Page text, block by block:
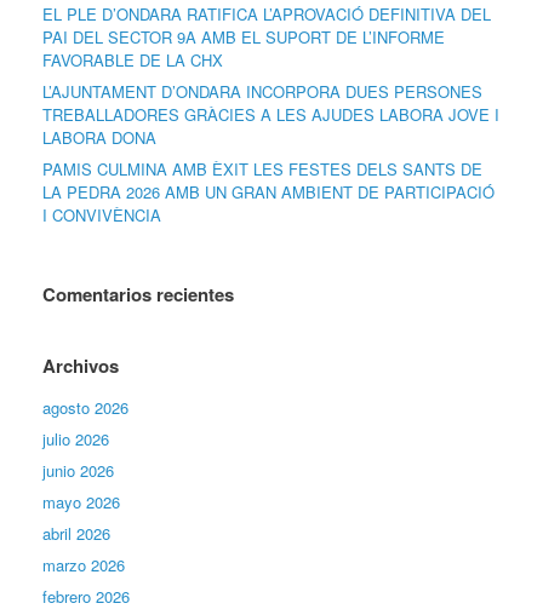
EL PLE D’ONDARA RATIFICA L’APROVACIÓ DEFINITIVA DEL
PAI DEL SECTOR 9A AMB EL SUPORT DE L’INFORME
FAVORABLE DE LA CHX
L’AJUNTAMENT D’ONDARA INCORPORA DUES PERSONES
TREBALLADORES GRÀCIES A LES AJUDES LABORA JOVE I
LABORA DONA
PAMIS CULMINA AMB ÈXIT LES FESTES DELS SANTS DE
LA PEDRA 2026 AMB UN GRAN AMBIENT DE PARTICIPACIÓ
I CONVIVÈNCIA
Comentarios recientes
Archivos
agosto 2026
julio 2026
junio 2026
mayo 2026
abril 2026
marzo 2026
febrero 2026